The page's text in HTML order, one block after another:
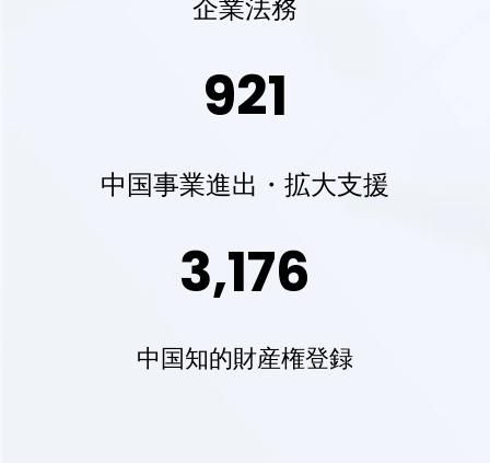
企業法務
921
中国事業進出・拡大支援
3,176
中国知的財産権登録